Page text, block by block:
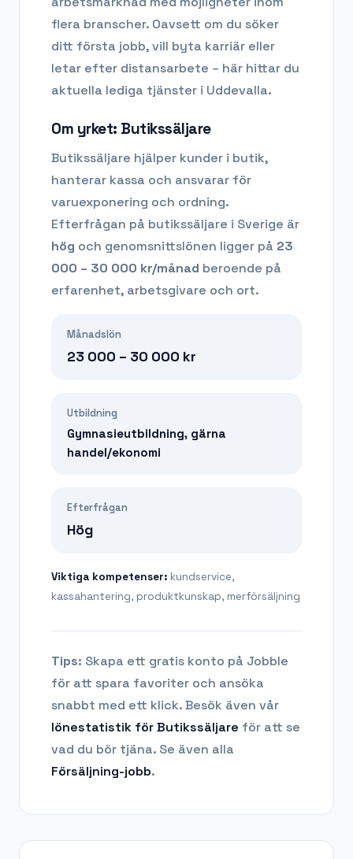
flera branscher. Oavsett om du söker
ditt första jobb, vill byta karriär eller
letar efter distansarbete – här hittar du
aktuella lediga tjänster i Uddevalla.
Om yrket: Butikssäljare
Butikssäljare hjälper kunder i butik,
hanterar kassa och ansvarar för
varuexponering och ordning.
Efterfrågan på butikssäljare i Sverige är
hög och genomsnittslönen ligger på 23
000 – 30 000 kr/månad beroende på
erfarenhet, arbetsgivare och ort.
Månadslön
23 000 – 30 000 kr
Utbildning
Gymnasieutbildning, gärna
handel/ekonomi
Efterfrågan
Hög
Viktiga kompetenser: kundservice,
kassahantering, produktkunskap, merförsäljning
Tips: Skapa ett gratis konto på Jobble
för att spara favoriter och ansöka
snabbt med ett klick. Besök även vår
lönestatistik förButikssäljare för att se
vad du bör tjäna. Se även alla
Försäljning-jobb.